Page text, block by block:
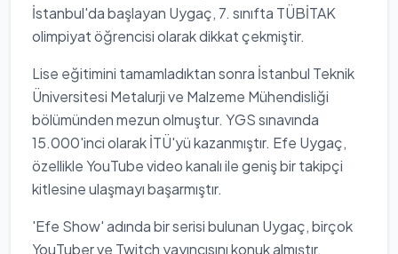
İstanbul'da başlayan Uygaç, 7. sınıfta TÜBİTAK
olimpiyat öğrencisi olarak dikkat çekmiştir.
Lise eğitimini tamamladıktan sonra İstanbul Teknik
Üniversitesi Metalurji ve Malzeme Mühendisliği
bölümünden mezun olmuştur. YGS sınavında
15.000'inci olarak İTÜ'yü kazanmıştır. Efe Uygaç,
özellikle YouTube video kanalı ile geniş bir takipçi
kitlesine ulaşmayı başarmıştır.
'Efe Show' adında bir serisi bulunan Uygaç, birçok
YouTuber ve Twitch yayıncısını konuk almıştır.